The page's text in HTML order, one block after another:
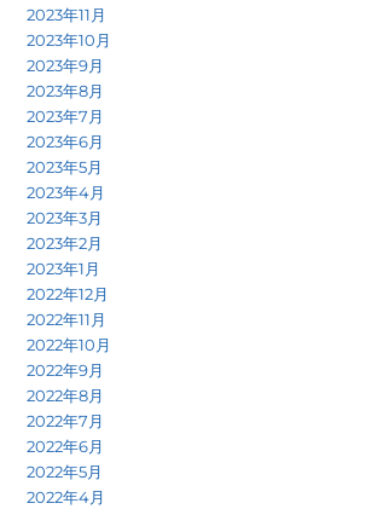
2023年11月
2023年10月
2023年9月
2023年8月
2023年7月
2023年6月
2023年5月
2023年4月
2023年3月
2023年2月
2023年1月
2022年12月
2022年11月
2022年10月
2022年9月
2022年8月
2022年7月
2022年6月
2022年5月
2022年4月